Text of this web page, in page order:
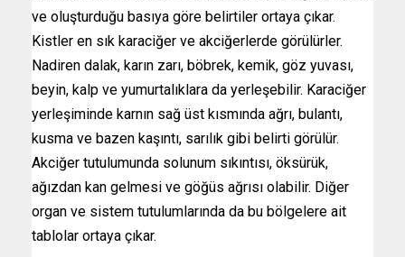
ve oluşturduğu basıya göre belirtiler ortaya çıkar.
Kistler en sık karaciğer ve akciğerlerde görülürler.
Nadiren dalak, karın zarı, böbrek, kemik, göz yuvası,
beyin, kalp ve yumurtalıklara da yerleşebilir. Karaciğer
yerleşiminde karnın sağ üst kısmında ağrı, bulantı,
kusma ve bazen kaşıntı, sarılık gibi belirti görülür.
Akciğer tutulumunda solunum sıkıntısı, öksürük,
ağızdan kan gelmesi ve göğüs ağrısı olabilir. Diğer
organ ve sistem tutulumlarında da bu bölgelere ait
tablolar ortaya çıkar.